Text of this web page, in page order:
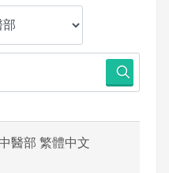
醫部 繁體中文